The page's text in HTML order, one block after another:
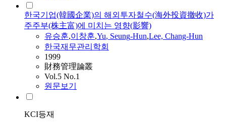
한국기업(韓國企業)의 해외투자철수(海外投資撤收)가
주주부(株主富)에 미치는 영향(影響)
유승훈,이창훈,Yu, Seung-Hun,Lee, Chang-Hun
한국재무관리학회
1999
財務管理論叢
Vol.5 No.1
원문보기
KCI등재